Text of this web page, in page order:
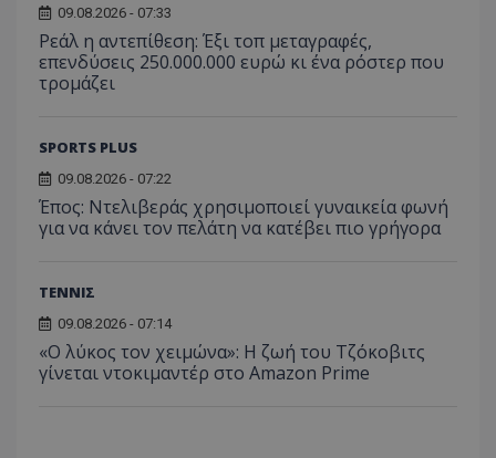
09.08.2026 - 07:33
Ρεάλ η αντεπίθεση: Έξι τοπ μεταγραφές,
επενδύσεις 250.000.000 ευρώ κι ένα ρόστερ που
τρομάζει
SPORTS PLUS
09.08.2026 - 07:22
Έπος: Ντελιβεράς χρησιμοποιεί γυναικεία φωνή
για να κάνει τον πελάτη να κατέβει πιο γρήγορα
ΤΕΝΝΙΣ
09.08.2026 - 07:14
«Ο λύκος τον χειμώνα»: Η ζωή του Τζόκοβιτς
γίνεται ντοκιμαντέρ στο Amazon Prime